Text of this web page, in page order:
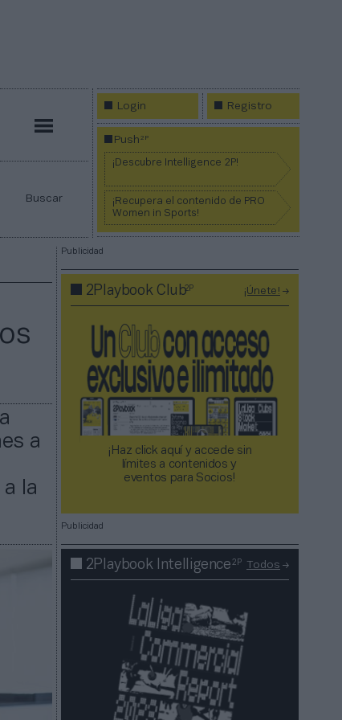
Buscar
Login Registro
Push2P
¡Descubre Intelligence 2P!
¡Recupera el contenido de PRO
Women in Sports!
a
la
Publicidad
2Playbook Club2P ¡Únete!
¡Haz click aquí y accede sin
límites a contenidos y
eventos para Socios!​​​​​​​
Publicidad
2Playbook Intelligence2P Todos